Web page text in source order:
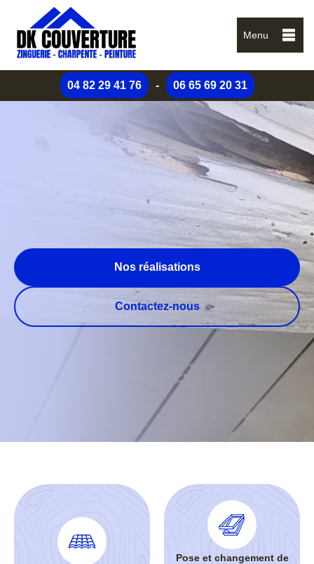
Menu
04 82 29 41 76 - 06 65 69 20 31
Nos réalisations
Contactez-nous
Pose et changement de